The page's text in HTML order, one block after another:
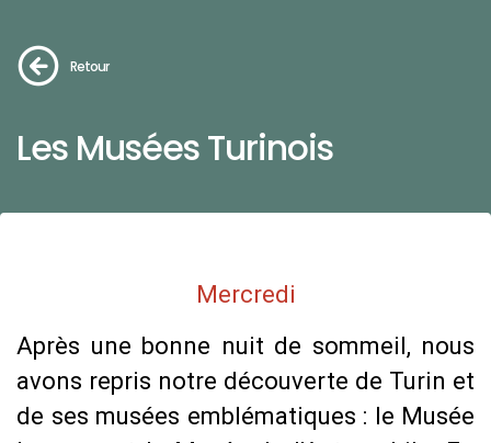
Retour
Les Musées Turinois
Mercredi
Après une bonne nuit de sommeil, nous
avons repris notre découverte de Turin et
de ses musées emblématiques : le Musée